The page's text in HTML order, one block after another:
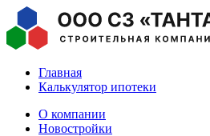
Главная
Калькулятор ипотеки
О компании
Новостройки